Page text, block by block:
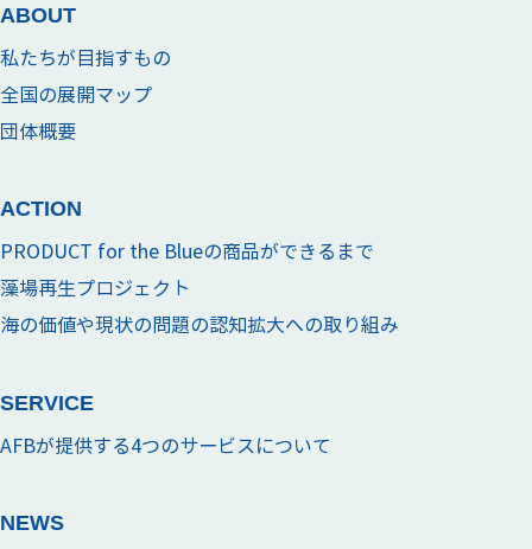
ABOUT
私たちが目指すもの
全国の展開マップ
団体概要
ACTION
PRODUCT for the Blueの商品ができるまで
藻場再生プロジェクト
海の価値や現状の問題の認知拡大への取り組み
SERVICE
AFBが提供する4つのサービスについて
NEWS